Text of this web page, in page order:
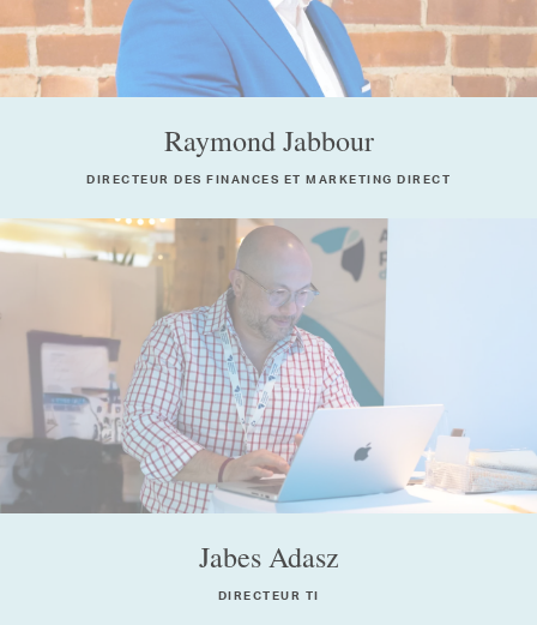
Raymond Jabbour
DIRECTEUR DES FINANCES ET MARKETING DIRECT
Jabes Adasz
DIRECTEUR TI